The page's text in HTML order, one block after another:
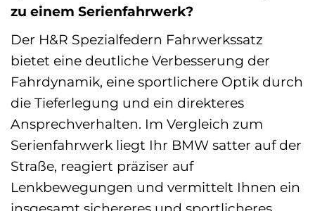
zu einem Serienfahrwerk?
Der H&R Spezialfedern Fahrwerkssatz
bietet eine deutliche Verbesserung der
Fahrdynamik, eine sportlichere Optik durch
die Tieferlegung und ein direkteres
Ansprechverhalten. Im Vergleich zum
Serienfahrwerk liegt Ihr BMW satter auf der
Straße, reagiert präziser auf
Lenkbewegungen und vermittelt Ihnen ein